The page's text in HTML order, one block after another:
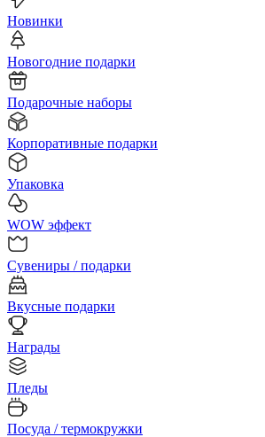
Новинки
Новогодние подарки
Подарочные наборы
Корпоративные подарки
Упаковка
WOW эффект
Сувениры / подарки
Вкусные подарки
Награды
Пледы
Посуда / термокружки